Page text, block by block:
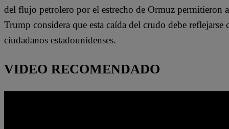
del flujo petrolero por el estrecho de Ormuz permitieron
Trump considera que esta caída del crudo debe
ciudadanos estadounidenses.
VIDEO RECOMENDADO